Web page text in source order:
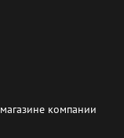
компании